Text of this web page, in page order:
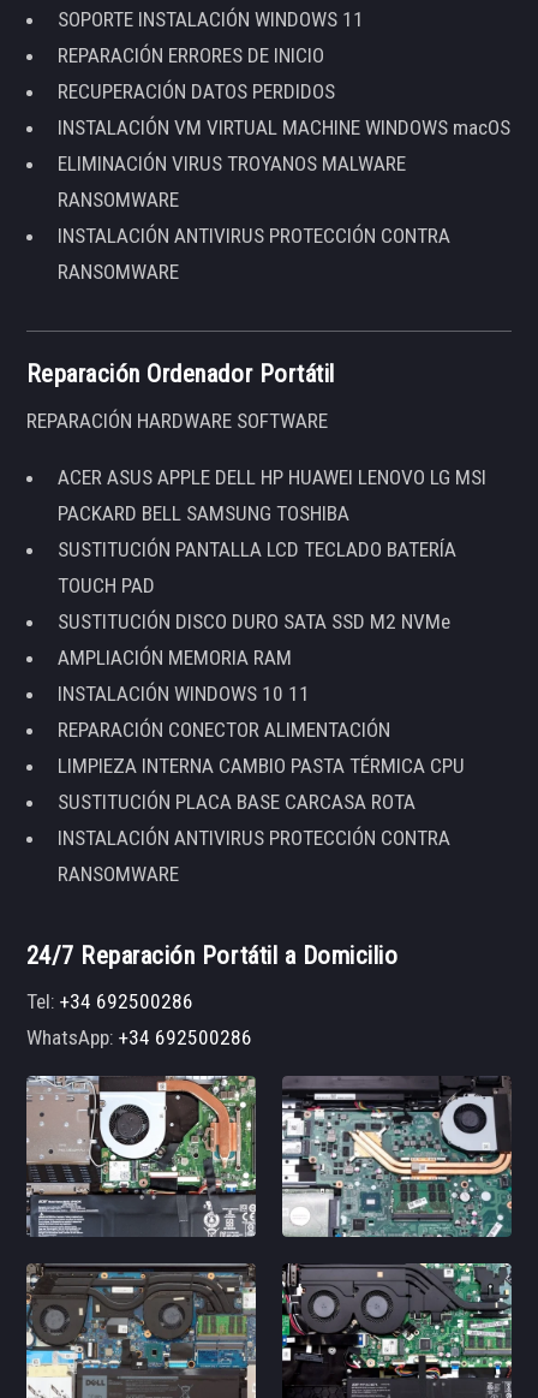
SOPORTE INSTALACIÓN WINDOWS 11
REPARACIÓN ERRORES DE INICIO
RECUPERACIÓN DATOS PERDIDOS
INSTALACIÓN VM VIRTUAL MACHINE WINDOWS macOS
ELIMINACIÓN VIRUS TROYANOS MALWARE
RANSOMWARE
INSTALACIÓN ANTIVIRUS PROTECCIÓN CONTRA
RANSOMWARE
Reparación Ordenador Portátil
REPARACIÓN HARDWARE SOFTWARE
ACER ASUS APPLE DELL HP HUAWEI LENOVO LG MSI
PACKARD BELL SAMSUNG TOSHIBA
SUSTITUCIÓN PANTALLA LCD TECLADO BATERÍA
TOUCH PAD
SUSTITUCIÓN DISCO DURO SATA SSD M2 NVMe
AMPLIACIÓN MEMORIA RAM
INSTALACIÓN WINDOWS 10 11
REPARACIÓN CONECTOR ALIMENTACIÓN
LIMPIEZA INTERNA CAMBIO PASTA TÉRMICA CPU
SUSTITUCIÓN PLACA BASE CARCASA ROTA
INSTALACIÓN ANTIVIRUS PROTECCIÓN CONTRA
RANSOMWARE
24/7 Reparación Portátil a Domicilio
Tel:+34 692500286
WhatsApp:+34 692500286